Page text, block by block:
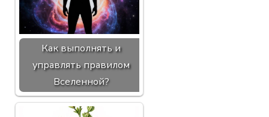
Как выполнять и
управлять правилом
Вселенной?